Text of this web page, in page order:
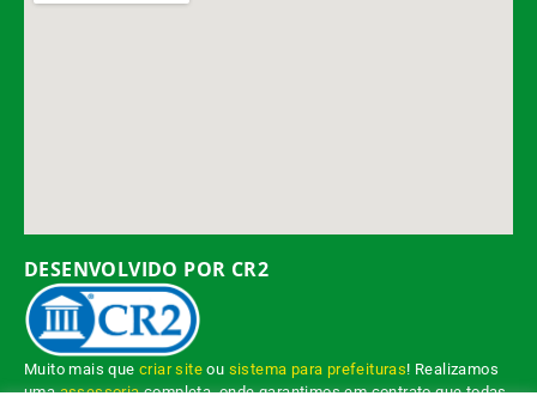
DESENVOLVIDO POR CR2
Muito mais quecriar site ou sistema para prefeituras! Realizamos
umaassessoriacompleta, onde garantimos em contrato que todas